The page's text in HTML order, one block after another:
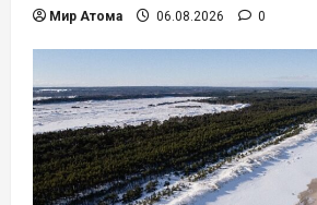
Мир Атома 06.08.2026 0